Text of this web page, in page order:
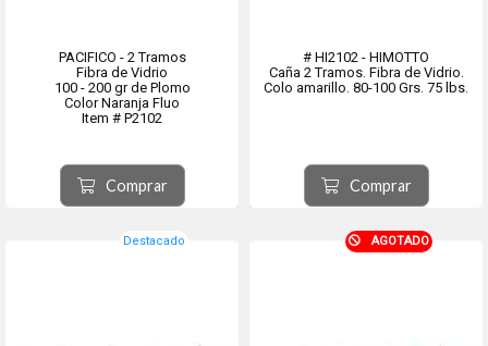
PACIFICO - 2 Tramos
Fibra de Vidrio
100 - 200 gr de Plomo
Color Naranja Fluo
Item # P2102
Comprar
# HI2102 - HIMOTTO
Caña 2 Tramos. Fibra de Vidrio.
Colo amarillo. 80-100 Grs. 75 lbs.
Comprar
Destacado AGOTADO